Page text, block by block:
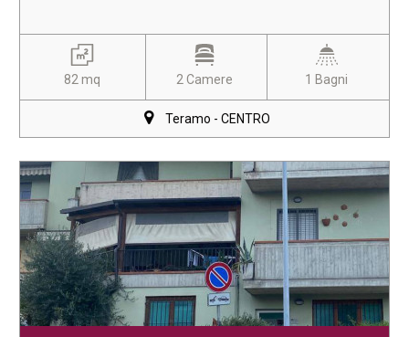
82 mq 2 Camere 1 Bagni
Teramo - CENTRO